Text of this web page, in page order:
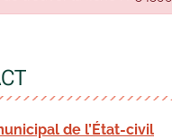
de l’État-civil